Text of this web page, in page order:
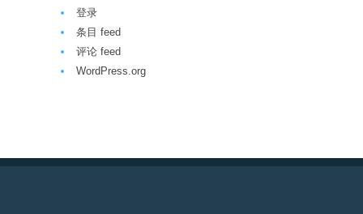
登录
条目 feed
评论 feed
WordPress.org